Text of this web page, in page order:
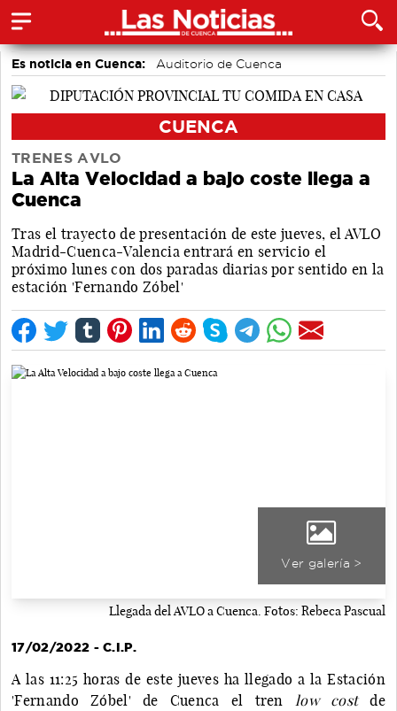
Es noticia en Cuenca: Auditorio de Cuenca
CUENCA
TRENES AVLO
La Alta Velocidad a bajo coste llega a
Cuenca
Tras el trayecto de presentación de este jueves, el AVLO
Madrid-Cuenca-Valencia entrará en servicio el
próximo lunes con dos paradas diarias por sentido en la
estación 'Fernando Zóbel'
Ver galería >
Llegada del AVLO a Cuenca. Fotos: Rebeca Pascual
17/02/2022 - C.I.P.
A las 11:25 horas de este jueves ha llegado a la Estación
'Fernando Zóbel' de Cuenca el tren low costde